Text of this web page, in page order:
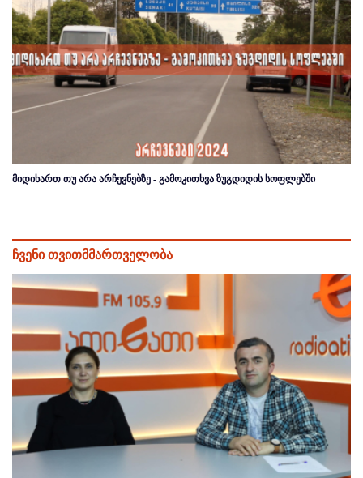
მიდიხართ თუ არა არჩევნებზე - გამოკითხვა ზუგდიდის სოფლებში
ჩვენი თვითმმართველობა